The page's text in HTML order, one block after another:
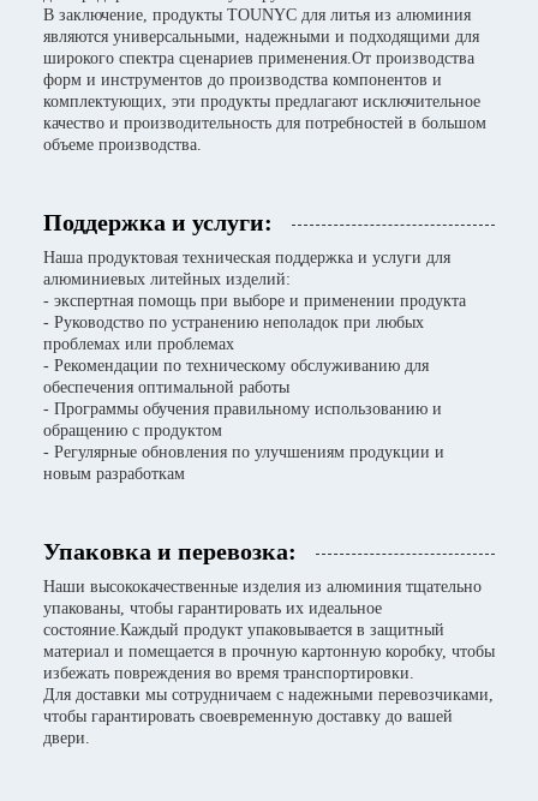
В заключение, продукты TOUNYC для литья из алюминия
являются универсальными, надежными и подходящими для
широкого спектра сценариев применения.От производства
форм и инструментов до производства компонентов и
комплектующих, эти продукты предлагают исключительное
качество и производительность для потребностей в большом
объеме производства.
Поддержка и услуги:
Наша продуктовая техническая поддержка и услуги для
алюминиевых литейных изделий:
- экспертная помощь при выборе и применении продукта
- Руководство по устранению неполадок при любых
проблемах или проблемах
- Рекомендации по техническому обслуживанию для
обеспечения оптимальной работы
- Программы обучения правильному использованию и
обращению с продуктом
- Регулярные обновления по улучшениям продукции и
новым разработкам
Упаковка и перевозка:
Наши высококачественные изделия из алюминия тщательно
упакованы, чтобы гарантировать их идеальное
состояние.Каждый продукт упаковывается в защитный
материал и помещается в прочную картонную коробку, чтобы
избежать повреждения во время транспортировки.
Для доставки мы сотрудничаем с надежными перевозчиками,
чтобы гарантировать своевременную доставку до вашей
двери.